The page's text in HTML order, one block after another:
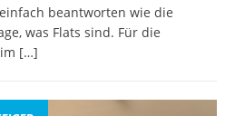
beantworten wie die
was Flats sind. Für die
[…]